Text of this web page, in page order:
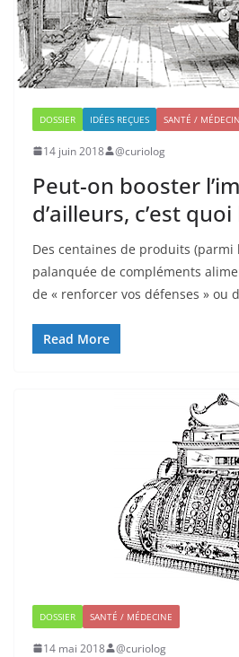
DOSSIER IDÉES REÇUES SANTÉ /
14 juin 2018 @curiolog
Peut-on booster
d’ailleurs, c’est
Des centaines de produits (parmi
palanquée de compléments
de « renforcer vos défenses » ou
Read More
DOSSIER SANTÉ / MÉDECINE
14 mai 2018 @curiolog